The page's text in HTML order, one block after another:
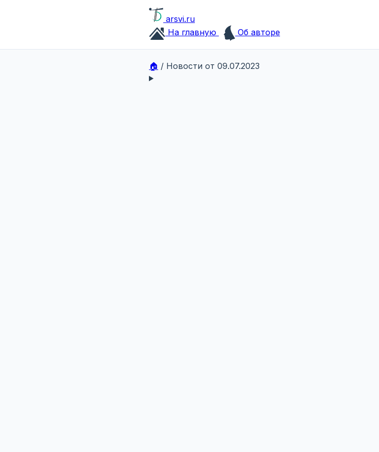
arsvi.ru
На главную
Об авторе
🏠 / Новости от 09.07.2023